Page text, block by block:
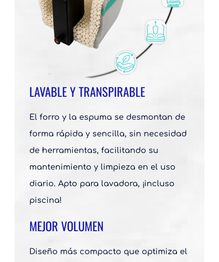
LAVABLE Y TRANSPIRABLE
El forro y la espuma se desmontan de
forma rápida y sencilla, sin necesidad
de herramientas, facilitando su
mantenimiento y limpieza en el uso
diario. Apto para lavadora, ¡incluso
piscina!
MEJOR VOLUMEN
Diseño más compacto que optimiza el